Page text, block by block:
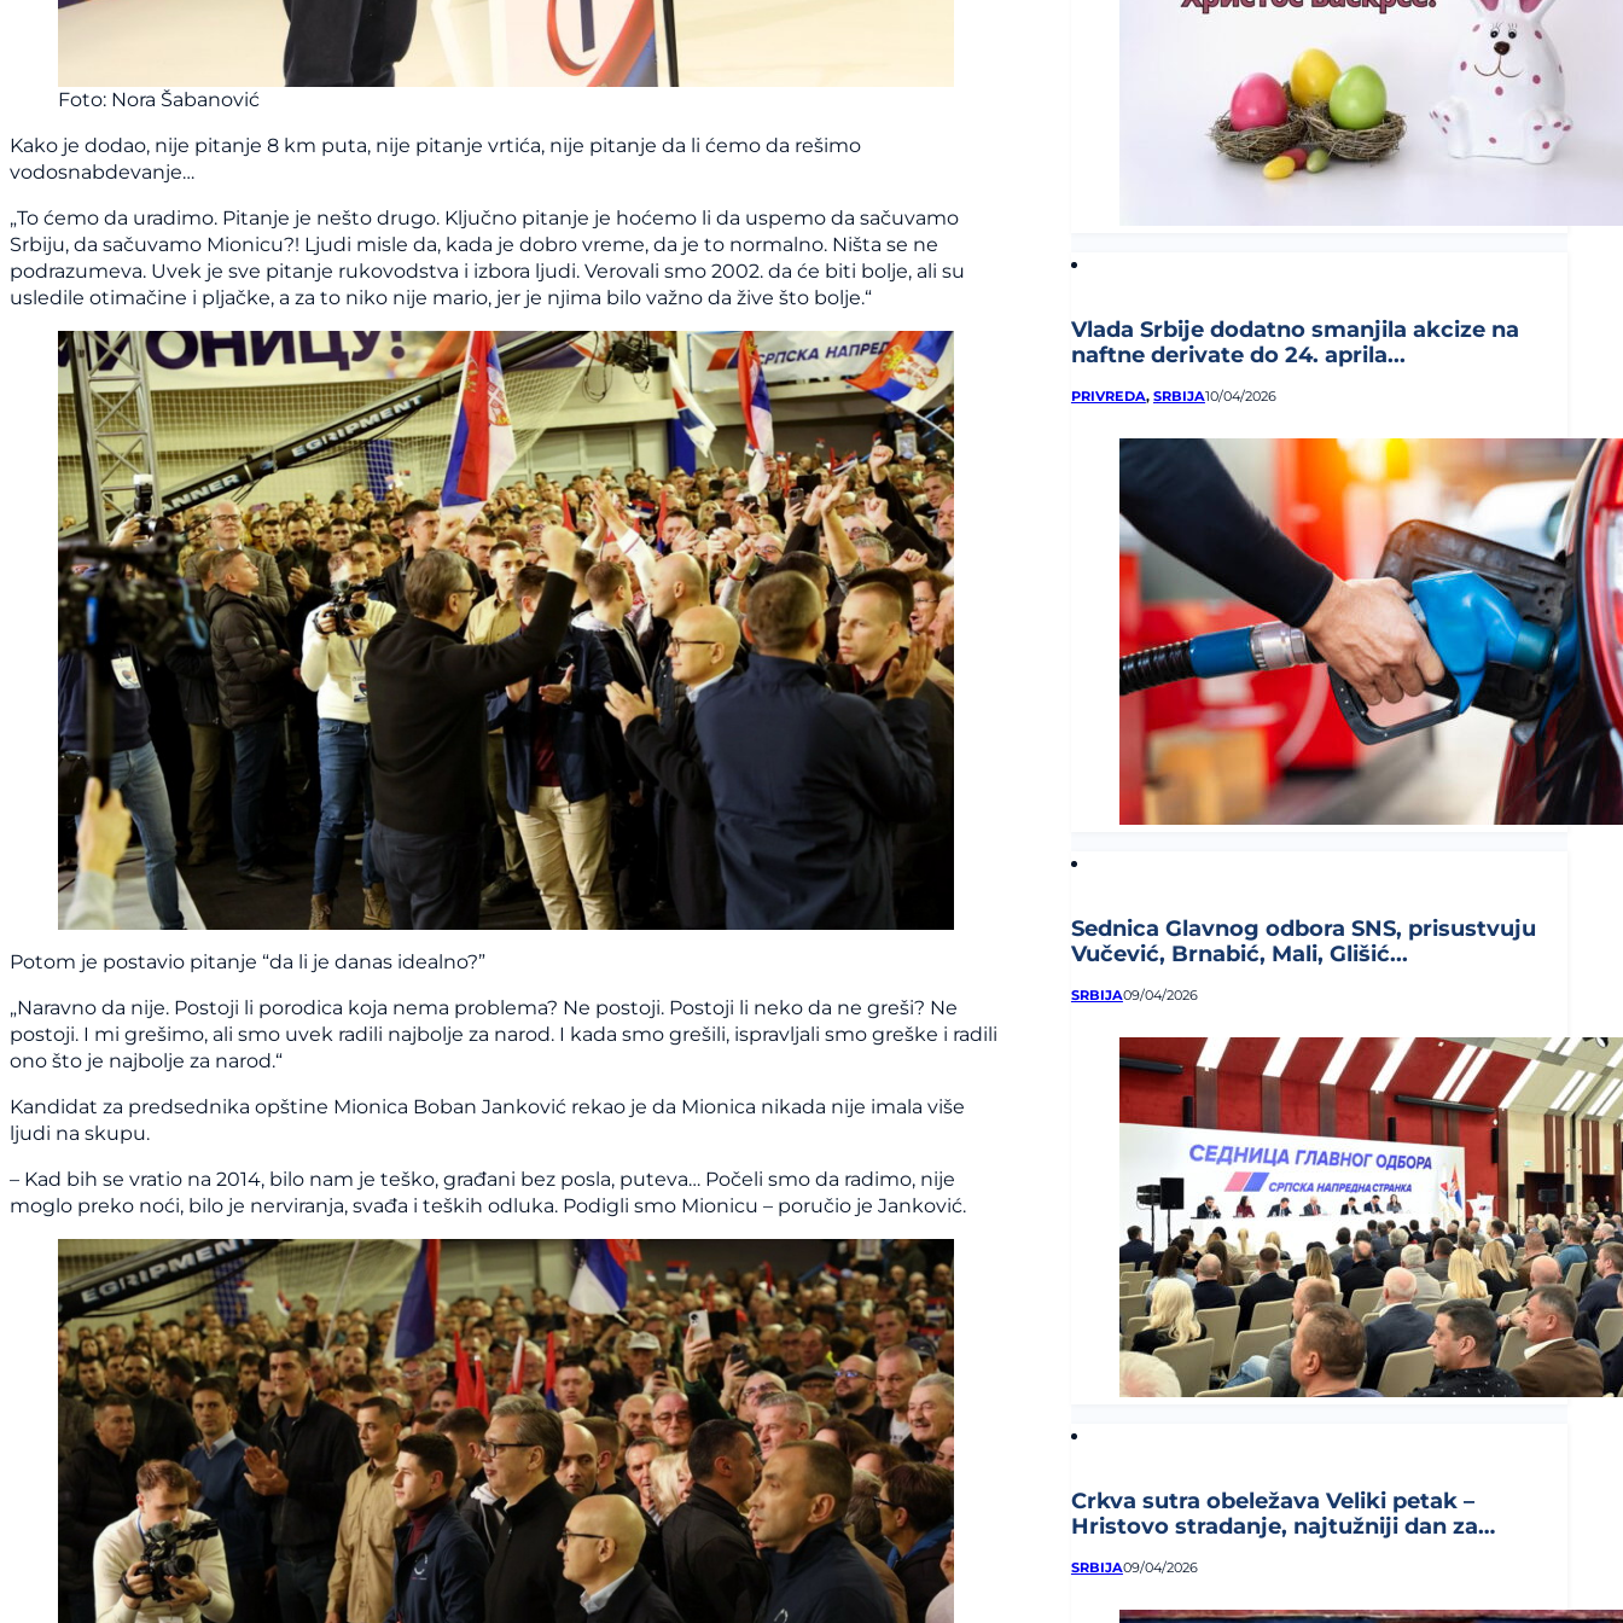
Foto: Nora Šabanović
Kako je dodao, nije pitanje 8 km puta, nije pitanje vrtića, nije pitanje da li ćemo da rešimo
vodosnabdevanje…
„To ćemo da uradimo. Pitanje je nešto drugo. Ključno pitanje je hoćemo li da uspemo da sačuvamo
Srbiju, da sačuvamo Mionicu?! Ljudi misle da, kada je dobro vreme, da je to normalno. Ništa se ne
podrazumeva. Uvek je sve pitanje rukovodstva i izbora ljudi. Verovali smo 2002. da će biti bolje, ali su
usledile otimačine i pljačke, a za to niko nije mario, jer je njima bilo važno da žive što bolje.“
Potom je postavio pitanje “da li je danas idealno?”
„Naravno da nije. Postoji li porodica koja nema problema? Ne postoji. Postoji li neko da ne greši? Ne
postoji. I mi grešimo, ali smo uvek radili najbolje za narod. I kada smo grešili, ispravljali smo greške i radili
ono što je najbolje za narod.“
Kandidat za predsednika opštine Mionica Boban Janković rekao je da Mionica nikada nije imala više
ljudi na skupu.
– Kad bih se vratio na 2014, bilo nam je teško, građani bez posla, puteva… Počeli smo da radimo, nije
moglo preko noći, bilo je nerviranja, svađa i teških odluka. Podigli smo Mionicu – poručio je Janković.
Vlada Srbije dodatno smanjila akcize na
naftne derivate do 24. aprila...
PRIVREDA, SRBIJA10/04/2026
Sednica Glavnog odbora SNS, prisustvuju
Vučević, Brnabić, Mali, Glišić...
SRBIJA09/04/2026
Crkva sutra obeležava Veliki petak –
Hristovo stradanje, najtužniji dan za
SRBIJA09/04/2026